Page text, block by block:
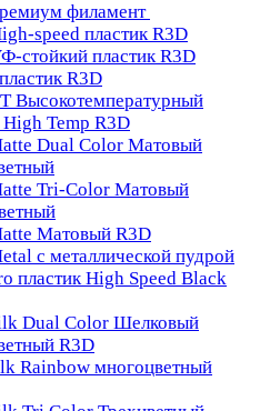
филамент
speed пластик R3D
стойкий пластик R3D
R3D
Высокотемпературный
High Temp R3D
Dual Color Матовый
Tri-Color Матовый
Матовый R3D
с металлической пудрой
пластик High Speed Black
Dual Color Шелковый
R3D
Rainbow многоцветный